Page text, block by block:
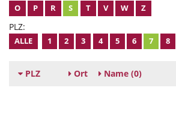
O
P R S T V W Z
PLZ:
ALLE 1 2 3 4 5 6 7 8
PLZ Ort Name (0)